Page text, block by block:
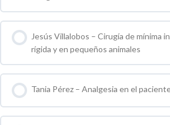
0 % COMPLETO 0 / 0 pasos
Jesús Villalobos – Cirugía de mínima
rígida y en pequeños animales
0 % COMPLETO 0 / 0 pasos
Tania Pérez – Analgesia en el
0 % COMPLETO 0 / 0 pasos